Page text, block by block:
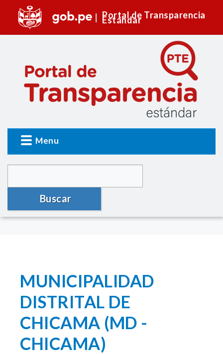
Portal de Transparencia
Estándar
Menu
Buscar
MUNICIPALIDAD
DISTRITAL DE
CHICAMA (MD -
CHICAMA)